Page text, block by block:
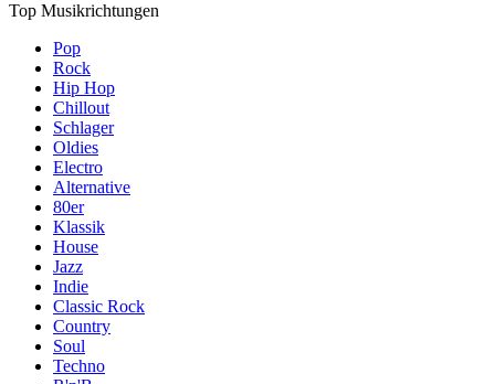
Top Musikrichtungen
Pop
Rock
Hip Hop
Chillout
Schlager
Oldies
Electro
Alternative
80er
Klassik
House
Jazz
Indie
Classic Rock
Country
Soul
Techno